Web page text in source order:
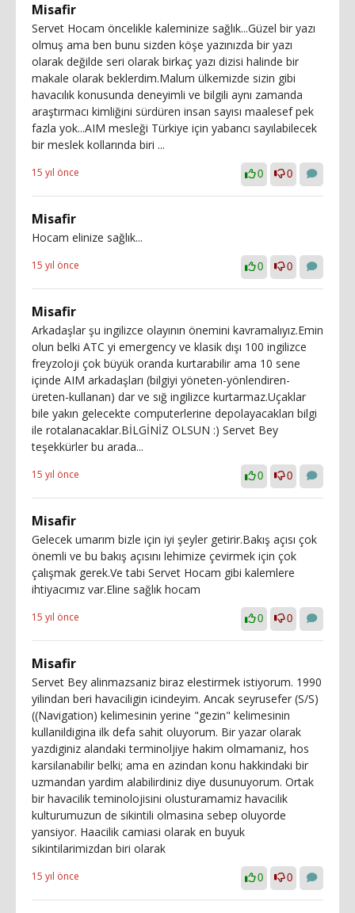
Misafir
Servet Hocam öncelikle kaleminize sağlık...Güzel bir yazı
olmuş ama ben bunu sizden köşe yazınızda bir yazı
olarak değilde seri olarak birkaç yazı dizisi halinde bir
makale olarak beklerdim.Malum ülkemizde sizin gibi
havacılık konusunda deneyimli ve bilgili aynı zamanda
araştırmacı kimliğini sürdüren insan sayısı maalesef pek
fazla yok...AIM mesleği Türkiye için yabancı sayılabilecek
bir meslek kollarında biri ...
15 yıl önce 0 0
Misafir
Hocam elinize sağlık...
15 yıl önce 0 0
Misafir
Arkadaşlar şu ingilizce olayının önemini kavramalıyız.Emin
olun belki ATC yi emergency ve klasik dışı 100 ingilizce
freyzoloji çok büyük oranda kurtarabilir ama 10 sene
içinde AIM arkadaşları (bilgiyi yöneten-yönlendiren-
üreten-kullanan) dar ve sığ ingilizce kurtarmaz.Uçaklar
bile yakın gelecekte computerlerine depolayacakları bilgi
ile rotalanacaklar.BİLGİNİZ OLSUN :) Servet Bey
teşekkürler bu arada...
15 yıl önce 0 0
Misafir
Gelecek umarım bizle için iyi şeyler getirir.Bakış açısı çok
önemli ve bu bakış açısını lehimize çevirmek için çok
çalışmak gerek.Ve tabi Servet Hocam gibi kalemlere
ihtiyacımız var.Eline sağlık hocam
15 yıl önce 0 0
Misafir
Servet Bey alinmazsaniz biraz elestirmek istiyorum. 1990
yilindan beri havaciligin icindeyim. Ancak seyrusefer (S/S)
((Navigation) kelimesinin yerine "gezin" kelimesinin
kullanildigina ilk defa sahit oluyorum. Bir yazar olarak
yazdiginiz alandaki terminoljiye hakim olmamaniz, hos
karsilanabilir belki; ama en azindan konu hakkindaki bir
uzmandan yardim alabilirdiniz diye dusunuyorum. Ortak
bir havacilik teminolojisini olusturamamiz havacilik
kulturumuzun de sikintili olmasina sebep oluyorde
yansiyor. Haacilik camiasi olarak en buyuk
sikintilarimizdan biri olarak
15 yıl önce 0 0